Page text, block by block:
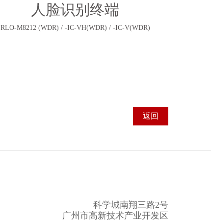
人脸识别终端
RLO-M8212 (WDR) / -IC-VH(WDR) / -IC-V(WDR)
返回
科学城南翔三路2号
广州市高新技术产业开发区